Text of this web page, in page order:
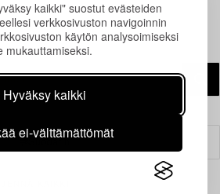
kaikki" suostut evästeiden
verkkosivuston navigoinnin
käytön analysoimiseksi
mukauttamiseksi.
Hyväksy kaikki
ei-välttämättömät